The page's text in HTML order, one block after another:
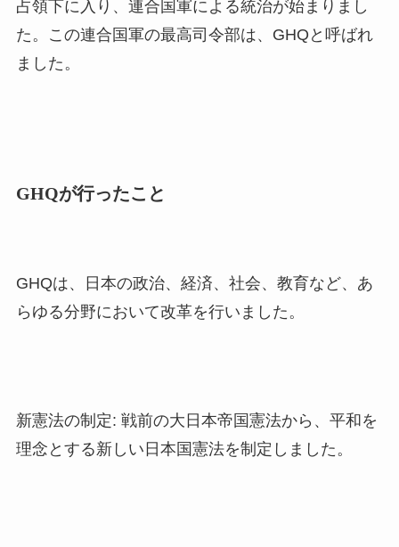
占領下に入り、連合国軍による統治が始まりまし
た。この連合国軍の最高司令部は、GHQと呼ばれ
ました。
GHQが行ったこと
GHQは、日本の政治、経済、社会、教育など、あ
らゆる分野において改革を行いました。
新憲法の制定: 戦前の大日本帝国憲法から、平和を
理念とする新しい日本国憲法を制定しました。